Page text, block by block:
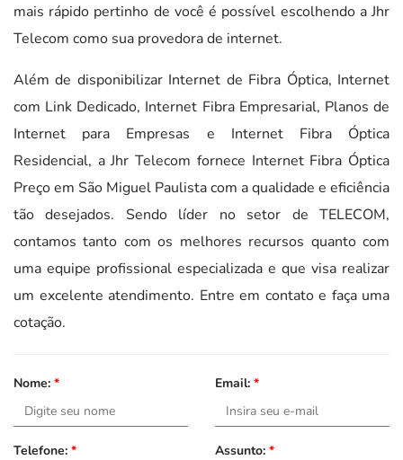
mais rápido pertinho de você é possível escolhendo a Jhr
Telecom como sua provedora de internet.
Além de disponibilizar Internet de Fibra Óptica, Internet
com Link Dedicado, Internet Fibra Empresarial, Planos de
Internet para Empresas e Internet Fibra Óptica
Residencial, a Jhr Telecom fornece Internet Fibra Óptica
Preço em São Miguel Paulista com a qualidade e eficiência
tão desejados. Sendo líder no setor de TELECOM,
contamos tanto com os melhores recursos quanto com
uma equipe profissional especializada e que visa realizar
um excelente atendimento. Entre em contato e faça uma
cotação.
Nome: * Email: *
Telefone: * Assunto: *